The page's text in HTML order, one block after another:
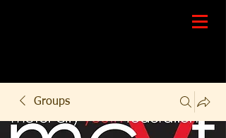
Groups